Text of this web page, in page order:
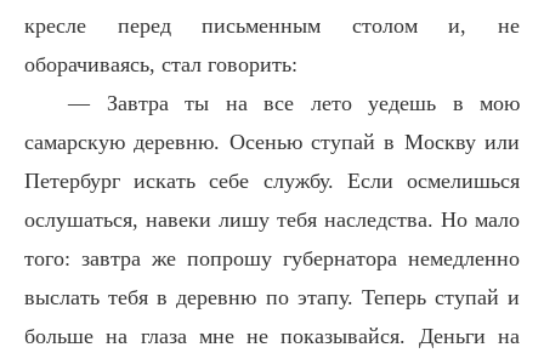
кресле перед письменным столом и, не
оборачиваясь, стал говорить:
— Завтра ты на все лето уедешь в мою
самарскую деревню. Осенью ступай в Москву или
Петербург искать себе службу. Если осмелишься
ослушаться, навеки лишу тебя наследства. Но мало
того: завтра же попрошу губернатора немедленно
выслать тебя в деревню по этапу. Теперь ступай и
больше на глаза мне не показывайся. Деньги на